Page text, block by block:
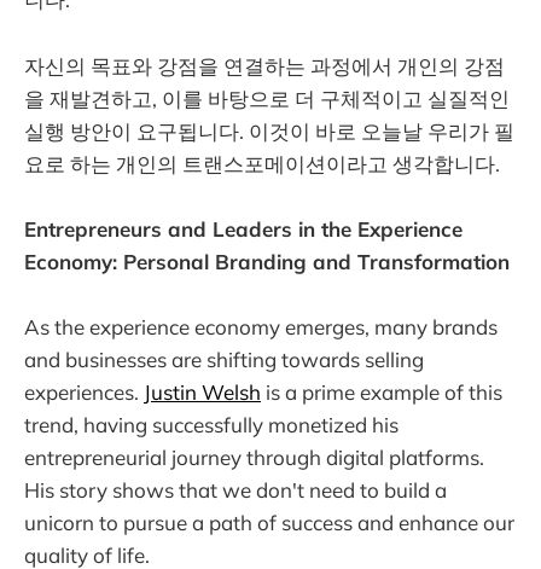
자신의 목표와 강점을 연결하는 과정에서 개인의 강점
을 재발견하고, 이를 바탕으로 더 구체적이고 실질적인
실행 방안이 요구됩니다. 이것이 바로 오늘날 우리가 필
요로 하는 개인의 트랜스포메이션이라고 생각합니다.
Entrepreneurs and Leaders in the Experience
Economy: Personal Branding and Transformation
As the experience economy emerges, many brands
and businesses are shifting towards selling
experiences. Justin Welsh is a prime example of this
trend, having successfully monetized his
entrepreneurial journey through digital platforms.
His story shows that we don't need to build a
unicorn to pursue a path of success and enhance our
quality of life.